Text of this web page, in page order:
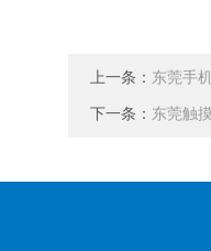
上一条： 东莞手
下一条： 东莞触